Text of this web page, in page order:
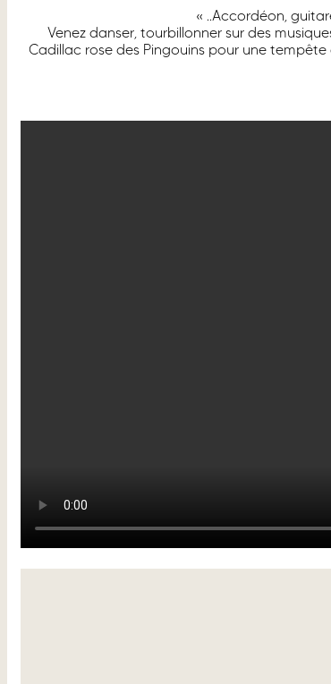
« ..Accordéon,
Venez danser, tourbillonner sur des
Cadillac rose des Pingouins pour une tempête